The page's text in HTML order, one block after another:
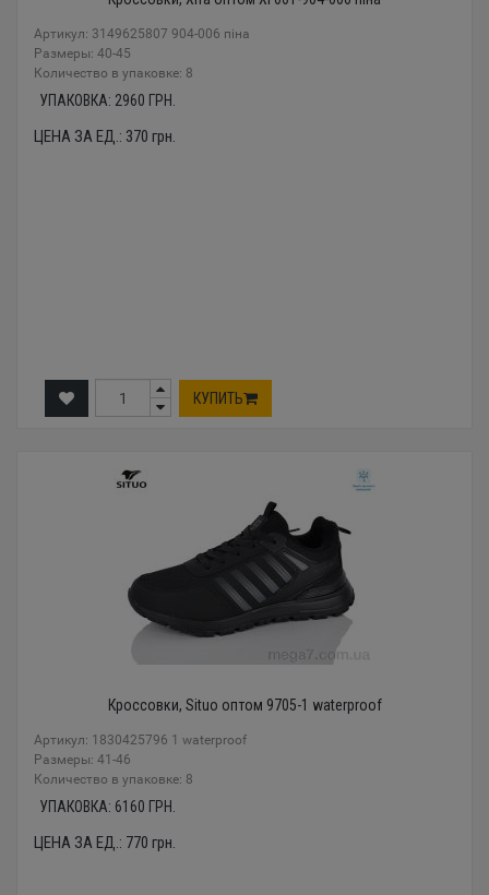
Артикул: 3149625807 904-006 піна
Размеры: 40-45
Количество в упаковке: 8
УПАКОВКА: 2960 ГРН.
ЦЕНА ЗА ЕД.: 370 грн.
КУПИТЬ
Кроссовки, Situo оптом 9705-1 waterproof
Артикул: 1830425796 1 waterproof
Размеры: 41-46
Количество в упаковке: 8
УПАКОВКА: 6160 ГРН.
ЦЕНА ЗА ЕД.: 770 грн.